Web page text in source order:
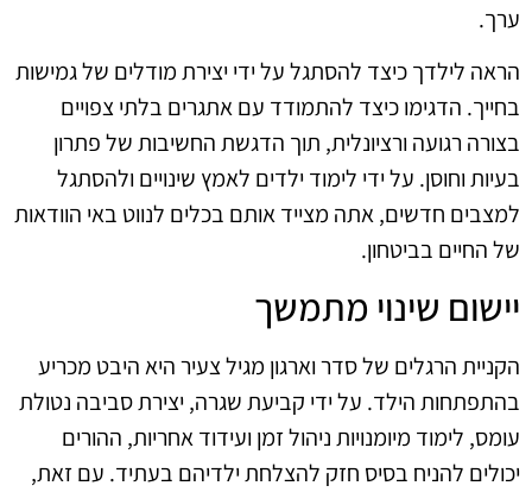
ערך.
הראה לילדך כיצד להסתגל על ידי יצירת מודלים של גמישות
בחייך. הדגימו כיצד להתמודד עם אתגרים בלתי צפויים
בצורה רגועה ורציונלית, תוך הדגשת החשיבות של פתרון
בעיות וחוסן. על ידי לימוד ילדים לאמץ שינויים ולהסתגל
למצבים חדשים, אתה מצייד אותם בכלים לנווט באי הוודאות
של החיים בביטחון.
יישום שינוי מתמשך
הקניית הרגלים של סדר וארגון מגיל צעיר היא היבט מכריע
בהתפתחות הילד. על ידי קביעת שגרה, יצירת סביבה נטולת
עומס, לימוד מיומנויות ניהול זמן ועידוד אחריות, ההורים
יכולים להניח בסיס חזק להצלחת ילדיהם בעתיד. עם זאת,